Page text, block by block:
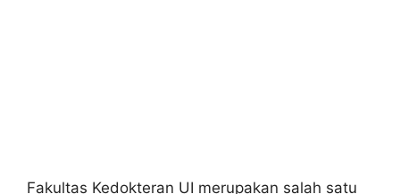
Fakultas Kedokteran UI merupakan salah satu